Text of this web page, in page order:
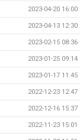
2023-04-20 16:00
2023-04-13 12:30
2023-02-15 08:36
2023-01-25 09:14
2023-01-17 11:45
2022-12-23 12:47
2022-12-16 15:37
2022-11-23 15:01